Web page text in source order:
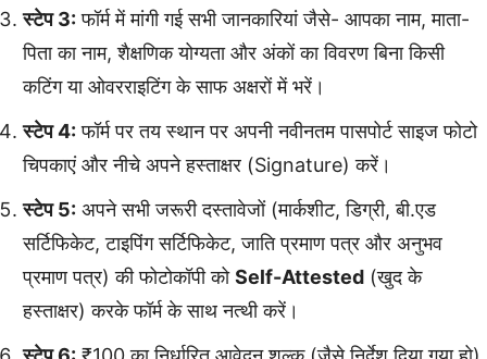
स्टेप 3: फॉर्म में मांगी गई सभी जानकारियां जैसे- आपका नाम, माता-
पिता का नाम, शैक्षणिक योग्यता और अंकों का विवरण बिना किसी
कटिंग या ओवरराइटिंग के साफ अक्षरों में भरें।
स्टेप 4: फॉर्म पर तय स्थान पर अपनी नवीनतम पासपोर्ट साइज फोटो
चिपकाएं और नीचे अपने हस्ताक्षर (Signature) करें।
स्टेप 5: अपने सभी जरूरी दस्तावेजों (मार्कशीट, डिग्री, बी.एड
सर्टिफिकेट, टाइपिंग सर्टिफिकेट, जाति प्रमाण पत्र और अनुभव
प्रमाण पत्र) की फोटोकॉपी कोSelf-Attested (खुद के
हस्ताक्षर) करके फॉर्म के साथ नत्थी करें।